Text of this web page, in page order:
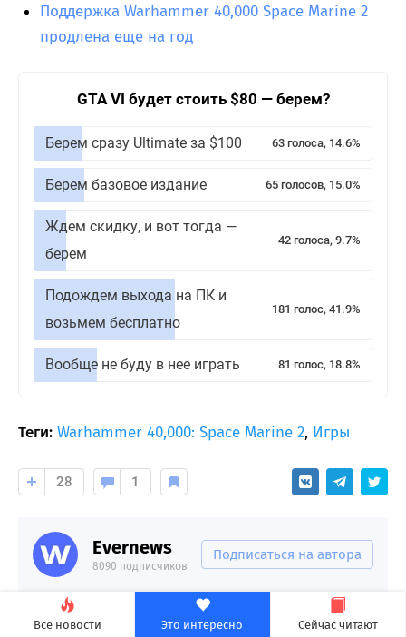
Все новости Это интересно Сейчас читают
Поддержка Warhammer 40,000 Space Marine 2
продлена еще на год
GTA VI будет стоить $80 — берем?
Берем сразу Ultimate за $100 63 голоса, 14.6%
Берем базовое издание 65 голосов, 15.0%
Ждем скидку, и вот тогда —
берем
42 голоса, 9.7%
Подождем выхода на ПК и
возьмем бесплатно
181 голос, 41.9%
Вообще не буду в нее играть 81 голос, 18.8%
Теги: Warhammer 40,000: Space Marine 2, Игры
28 1
Evernews
8090 подписчиков
Подписаться на автора